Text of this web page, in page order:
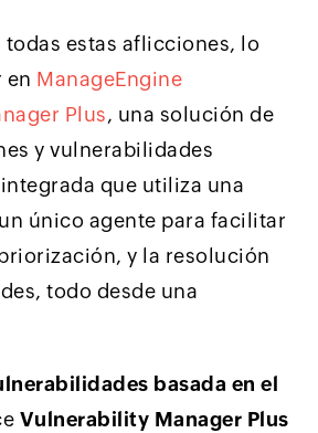
todas estas aflicciones, lo
en ManageEngine
Plus, una solución de
y vulnerabilidades
que utiliza una
único agente para facilitar
y la resolución
todo desde una
basada en el
Vulnerability Manager Plus